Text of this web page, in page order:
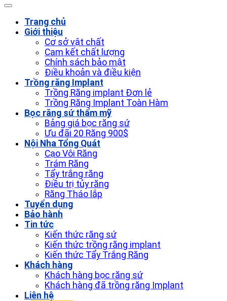
Trang chủ
Giới thiệu
Cơ sở vật chất
Cam kết chất lượng
Chính sách bảo mật
Điều khoản và điều kiện
Trồng răng Implant
Trồng Răng implant Đơn lẻ
Trồng Răng Implant Toàn Hàm
Bọc răng sứ thẩm mỹ
Bảng giá bọc răng sứ
Ưu đãi 20 Răng 900$
Nội Nha Tổng Quát
Cạo Vôi Răng
Trám Răng
Tẩy trắng răng
Điều trị tủy răng
Răng Tháo lắp
Tuyển dụng
Bảo hành
Tin tức
Kiến thức răng sứ
Kiến thức trồng răng implant
Kiến thức Tẩy Trắng Răng
Khách hàng
Khách hàng bọc răng sứ
Khách hàng đã trồng răng Implant
Liên hệ